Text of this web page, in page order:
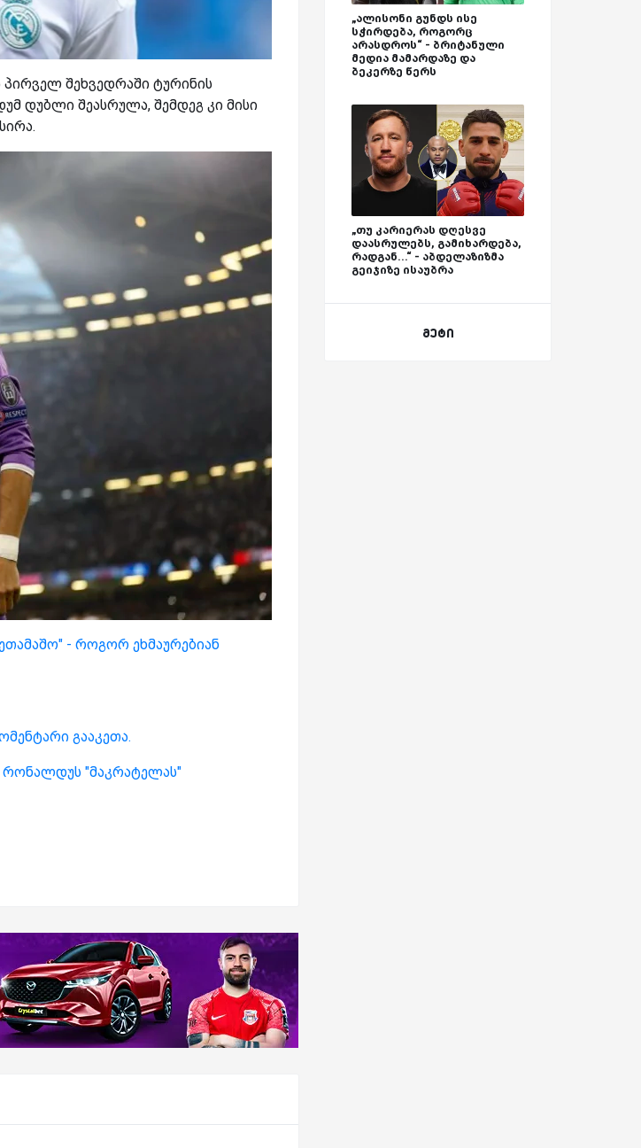
შეხვედრაში ტურინის
დუბლი შეასრულა, შემდეგ კი მისი
- როგორ ეხმაურებიან
გააკეთა.
რონალდუს "მაკრატელას"
„ალისონი გუნდს ისე
სჭირდება, როგორც
არასდროს“ - ბრიტანული
მედია მამარდაზე და
ბეკერზე წერს
„თუ კარიერას დღესვე
დაასრულებს, გამიხარდება,
რადგან...“ - აბდელაზიზმა
გეიჯიზე ისაუბრა
მეტი